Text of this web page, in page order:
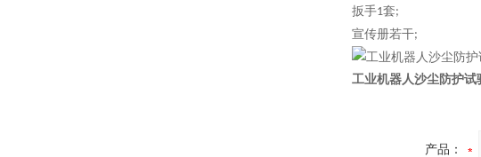
扳手1套;
宣传册若干;
工业机器人沙尘防护试
产品：